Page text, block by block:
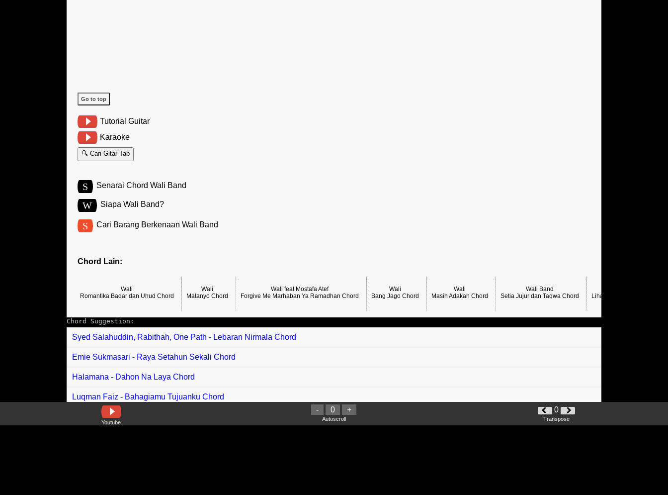
Go to top
Tutorial Guitar
Karaoke
🔍 Cari Gitar Tab
S Senarai Chord Wali Band
W Siapa Wali Band?
S Cari Barang Berkenaan Wali Band
Chord Lain:
Wali
Romantika Badar dan Uhud Chord
Wali
Matanyo Chord
Wali feat Mostafa Atef
Forgive Me Marhaban Ya Ramadhan Chord
Wali
Bang Jago Chord
Wali
Masih Adakah Chord
Wali Band
Setia Jujur dan Taqwa Chord
Lihat Lagi Chord Wali
Chord Suggestion:
Syed Salahuddin, Rabithah, One Path - Lebaran Nirmala Chord
Emie Sukmasari - Raya Setahun Sekali Chord
Halamana - Dahon Na Laya Chord
Luqman Faiz - Bahagiamu Tujuanku Chord
Achey - Kueh Raya Chord
Youtube
- 0 +
Autoscroll
0
Transpose